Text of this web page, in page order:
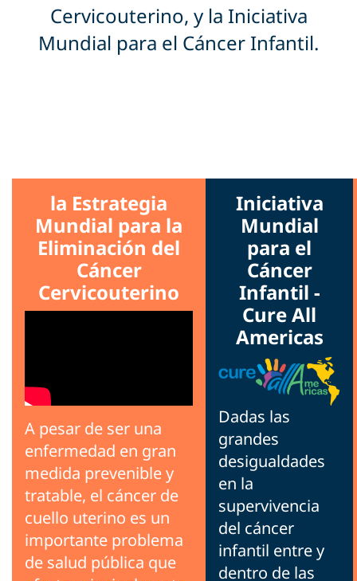
Cervicouterino, y la Iniciativa
Mundial para el Cáncer Infantil.
la Estrategia
Mundial para la
Eliminación del
Cáncer
Cervicouterino
A pesar de ser una
enfermedad en gran
medida prevenible y
tratable, el cáncer de
cuello uterino es un
importante problema
de salud pública que
Iniciativa
Mundial
para el
Cáncer
Infantil -
Cure All
Americas
Dadas las
grandes
desigualdades
en la
supervivencia
del cáncer
infantil entre y
dentro de las